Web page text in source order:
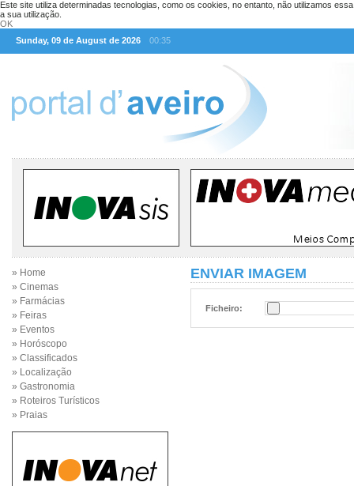
Este site utiliza determinadas tecnologias, como os cookies, no entanto, não utilizamos
a sua utilização.
OK
Sunday, 09 de August de 2026
00:35
» Home
» Cinemas
» Farmácias
» Feiras
» Eventos
» Horóscopo
» Classificados
» Localização
» Gastronomia
» Roteiros Turísticos
» Praias
ENVIAR IMAGEM
Ficheiro: